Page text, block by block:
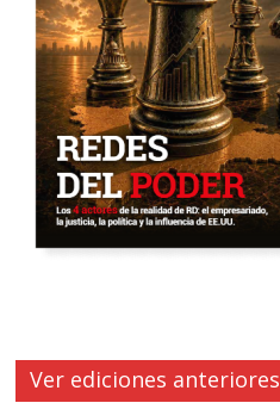
Ver ediciones anteriores